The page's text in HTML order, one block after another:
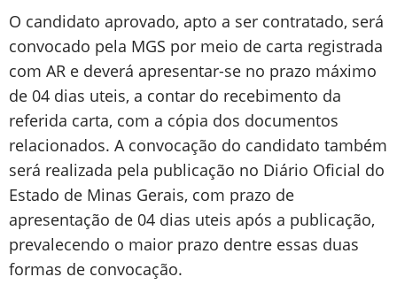
O candidato aprovado, apto a ser contratado, será
convocado pela MGS por meio de carta registrada
com AR e deverá apresentar-se no prazo máximo
de 04 dias uteis, a contar do recebimento da
referida carta, com a cópia dos documentos
relacionados. A convocação do candidato também
será realizada pela publicação no Diário Oficial do
Estado de Minas Gerais, com prazo de
apresentação de 04 dias uteis após a publicação,
prevalecendo o maior prazo dentre essas duas
formas de convocação.